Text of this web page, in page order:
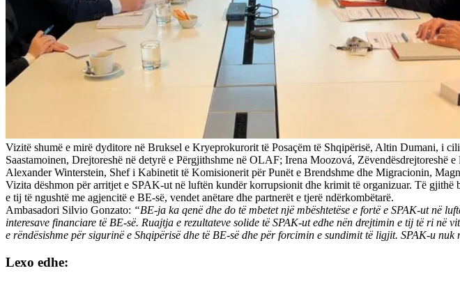
Vizitë shumë e mirë dyditore në Bruksel e Kryeprokurorit të Posaçëm të Shqipërisë, Altin Dumani, i
Saastamoinen, Drejtoreshë në detyrë e Përgjithshme në OLAF; Irena Moozová,
Alexander Winterstein, Shef i Kabinetit të Komisionerit për Punët e Brendshme dhe Migracionin,
Vizita dëshmon për arritjet e SPAK-ut në luftën kundër korrupsionit dhe krimit të organizuar. Të gjithë
e tij të ngushtë me agjencitë e BE-së, vendet anëtare dhe partnerët e tjerë ndërkombëtarë.
Ambasadori Silvio Gonzato: “BE-ja ka qenë dhe do të mbetet një mbështetëse e fortë e SPAK-ut në
interesave financiare të BE-së. Ruajtja e rezultateve solide të SPAK-ut edhe nën drejtimin e tij të ri
e rëndësishme për sigurinë e Shqipërisë dhe të BE-së dhe për forcimin e sundimit të ligjit. SPAK-u
Lexo edhe: